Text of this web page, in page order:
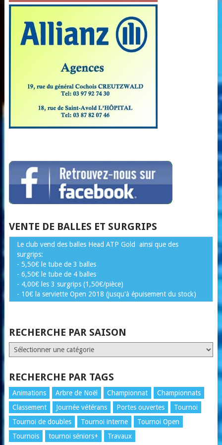
VENTE DE BALLES ET SURGRIPS
Le club vend des balles Head ATP Gold ainsi que des
surgrips:
- 5,50€ le tube de 3 balles
- 6,50€ le tube de 4 balles
- 4,00€ les 3 surgrips (1,50€/pièce)
- 10€ la serviette Open 2018 (jusqu'à épuisement du stock)
RECHERCHE PAR SAISON
RECHERCHE
PAR
RECHERCHE PAR TAGS
Animations Arbre de Noël Championnat
Championnats
Classement
Journée vétérans Portes ouvertes
Tournoi
Tournoi de doubles
Tournoi interne
Tournoi Open
Tournois
tournoi séniors+ Travaux